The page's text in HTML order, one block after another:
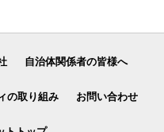
自治体関係者の皆様へ
の取り組み お問い合わせ